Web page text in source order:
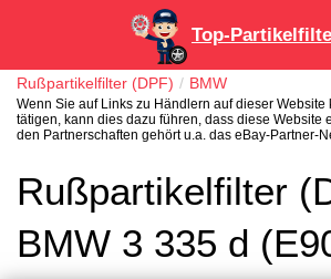
Top-
Rußpartikelfilter (DPF) BMW
Wenn Sie auf Links zu Händlern auf dieser
tätigen, kann dies dazu führen, dass diese Website
den Partnerschaften gehört u.a. das eBay-Partner-
Rußpartikelfilter
BMW 3 335 d